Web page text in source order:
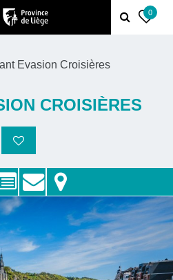
0
Evasion Croisières
CROISIÈRES